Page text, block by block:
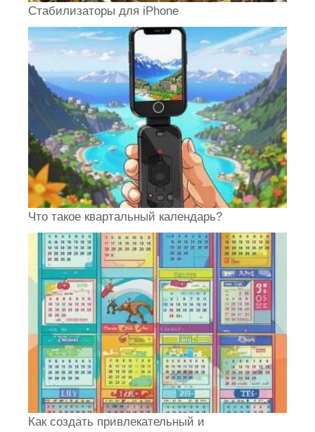
Стабилизаторы для iPhone
Что такое квартальный календарь?
Как создать привлекательный и